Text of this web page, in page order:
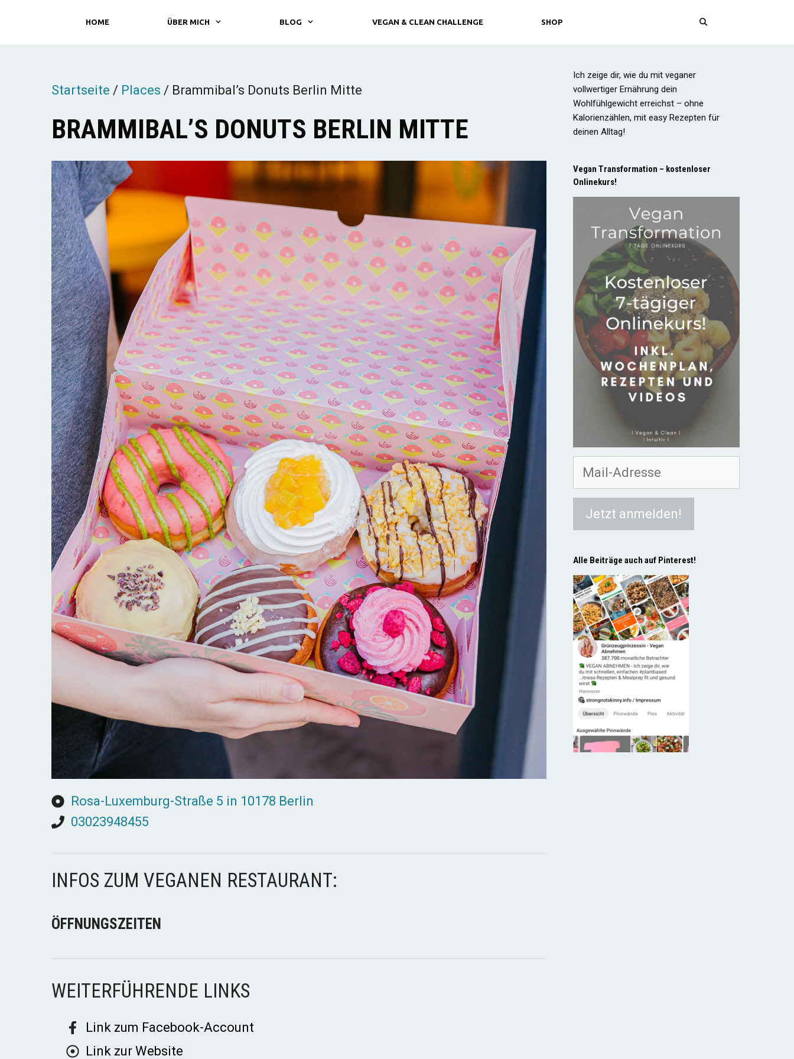
HOME ÜBER MICH BLOG VEGAN & CLEAN CHALLENGE SHOP
Startseite / Places / Brammibal’s Donuts Berlin Mitte
BRAMMIBAL’S DONUTS BERLIN MITTE
Rosa-Luxemburg-Straße 5 in 10178 Berlin
03023948455
INFOS ZUM VEGANEN RESTAURANT:
ÖFFNUNGSZEITEN
WEITERFÜHRENDE LINKS
Link zum Facebook-Account
Link zur Website
Ich zeige dir, wie du mit veganer
vollwertiger Ernährung dein
Wohlfühlgewicht erreichst – ohne
Kalorienzählen, mit easy Rezepten für
deinen Alltag!
Vegan Transformation – kostenloser
Onlinekurs!
Alle Beiträge auch auf Pinterest!